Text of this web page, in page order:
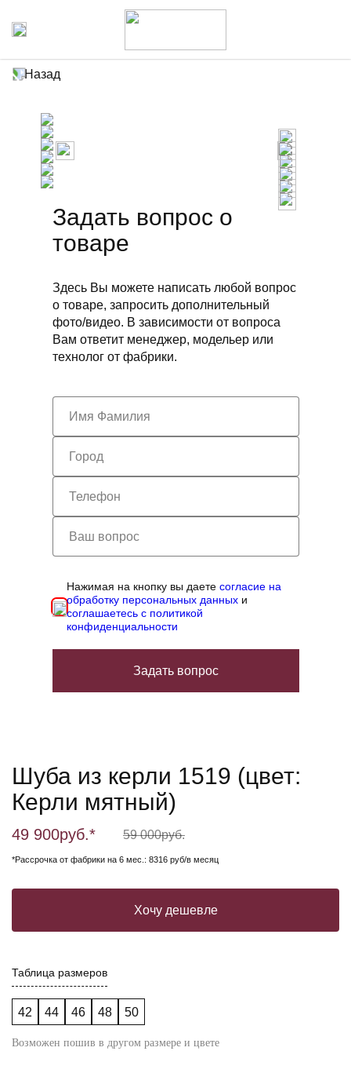
Назад
Задать вопрос о
товаре
Здесь Вы можете написать любой вопрос
о товаре, запросить дополнительный
фото/видео. В зависимости от вопроса
Вам ответит менеджер, модельер или
технолог от фабрики.
Нажимая на кнопку вы даетесогласие на
обработку персональных данных и
соглашаетесь с политикой
конфиденциальности
Задать вопрос
Шуба из керли 1519 (цвет:
Керли мятный)
49 900руб.* 59 000руб.
*Рассрочка от фабрики на 6 мес.: 8316 руб/в месяц
Хочу дешевле
Таблица размеров
42 44 46 48 50
Возможен пошив в другом размере и цвете